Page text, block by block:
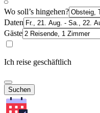
Wo soll’s hingehen?
Daten
Gäste
Ich reise geschäftlich
Suchen